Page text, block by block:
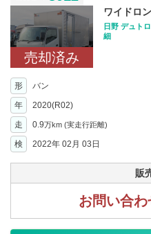
売却済み
ワイドロ
日野 デュト
細
形 バン
年
2020(R02)
走 0.9万km (実走行距離)
検
2022年 02月 03日
販
お問い合わ